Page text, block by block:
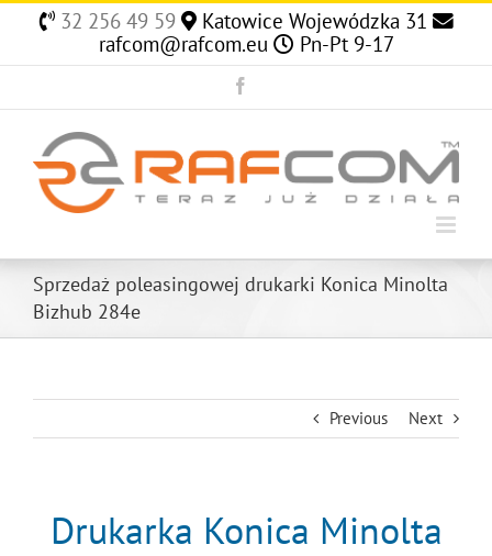
Skip
32 256 49 59
Katowice Wojewódzka 31
rafcom@rafcom.eu
Pn-Pt 9-17
Sprzedaż poleasingowej drukarki Konica Minolta
Bizhub 284e
Previous Next
Drukarka Konica Minolta